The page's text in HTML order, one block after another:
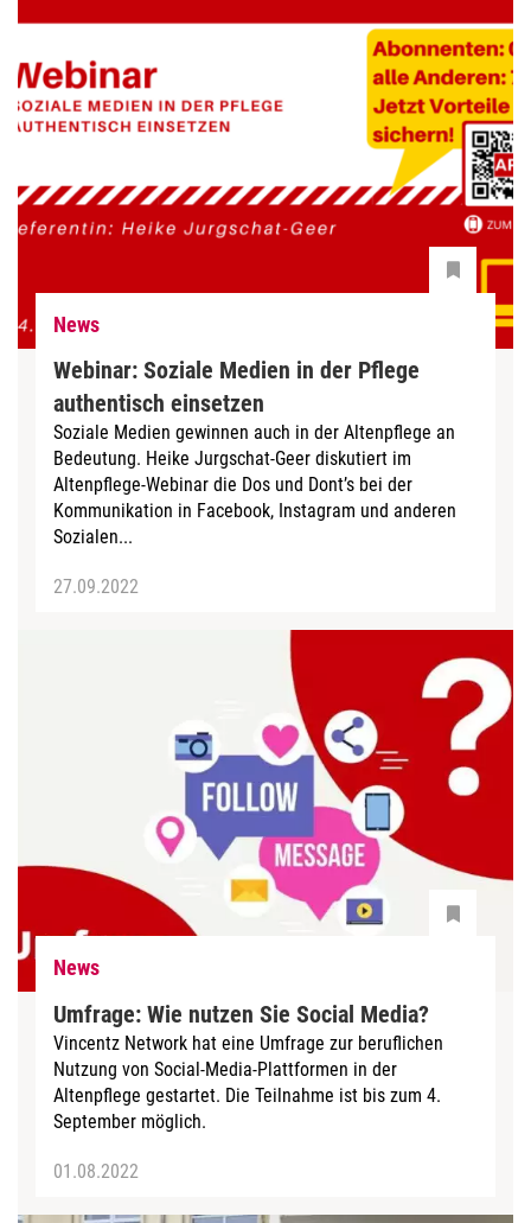
News
Webinar: Soziale Medien in der Pflege
authentisch einsetzen
Soziale Medien gewinnen auch in der Altenpflege an
Bedeutung. Heike Jurgschat-Geer diskutiert im
Altenpflege-Webinar die Dos und Dont’s bei der
Kommunikation in Facebook, Instagram und anderen
Sozialen...
27.09.2022
News
Umfrage: Wie nutzen Sie Social Media?
Vincentz Network hat eine Umfrage zur beruflichen
Nutzung von Social-Media-Plattformen in der
Altenpflege gestartet. Die Teilnahme ist bis zum 4.
September möglich.
01.08.2022